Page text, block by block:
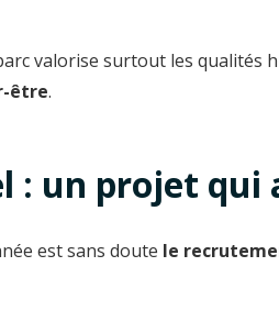
valorise surtout les qualités
être.
: un projet qui
est sans doute le